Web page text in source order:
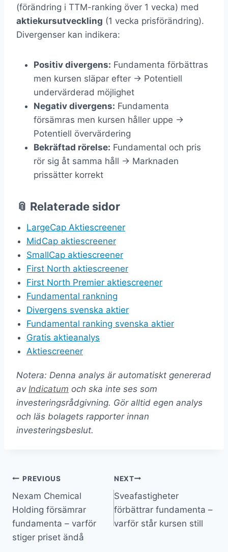
(förändring i TTM-ranking över 1 vecka) med
aktiekursutveckling (1 vecka prisförändring).
Divergenser kan indikera:
Positiv divergens: Fundamenta förbättras
men kursen släpar efter → Potentiell
undervärderad möjlighet
Negativ divergens: Fundamenta
försämras men kursen håller uppe →
Potentiell övervärdering
Bekräftad rörelse: Fundamental och pris
rör sig åt samma håll → Marknaden
prissätter korrekt
📎 Relaterade sidor
LargeCap Aktiescreener
MidCap aktiescreener
SmallCap aktiescreener
First North aktiescreener
First North Premier aktiescreener
Fundamental rankning
Divergens svenska aktier
Fundamental ranking svenska aktier
Gratis aktieanalys
Aktiescreener
Notera: Denna analys är automatiskt genererad
av Indicatum och ska inte ses som
investeringsrådgivning. Gör alltid egen analys
och läs bolagets rapporter innan
investeringsbeslut.
Inläggsnavigering
PREVIOUS
Nexam Chemical
Holding försämrar
fundamenta – varför
stiger priset ändå
NEXT
Sveafastigheter
förbättrar fundamenta –
varför står kursen still